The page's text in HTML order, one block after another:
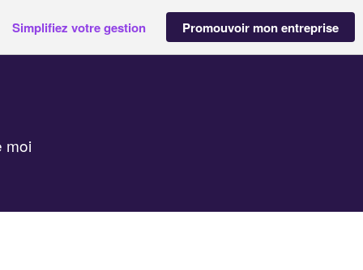
Simplifiez votre gestion Promouvoir mon entreprise
moi